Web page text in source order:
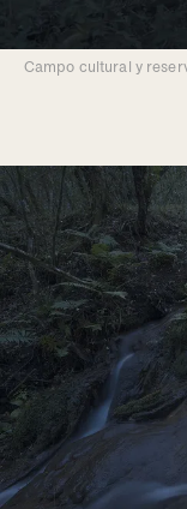
Campo cultural y